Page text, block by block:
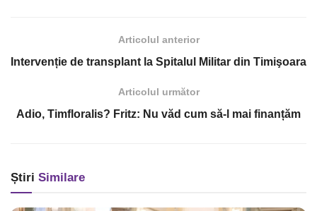
Articolul anterior
Intervenție de transplant la Spitalul Militar din Timişoara
Articolul următor
Adio, Timfloralis? Fritz: Nu văd cum să-l mai finanțăm
Știri Similare